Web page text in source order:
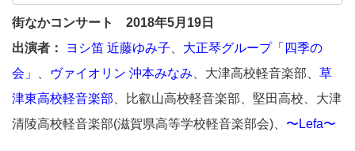
街なかコンサート 2018年5月19日
出演者：
ヨシ笛 近藤ゆみ子
大正琴グループ「四季の
会」
ヴァイオリン 沖本みなみ 、大津高校軽音楽部、 草
津東高校軽音楽部 、比叡山高校軽音楽部、堅田高校、大津
清陵高校軽音楽部(滋賀県高等学校軽音楽部会)、 〜Lefa〜